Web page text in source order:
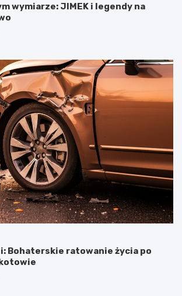
wymiarze: JIMEK i legendy na
Bohaterskie ratowanie życia po